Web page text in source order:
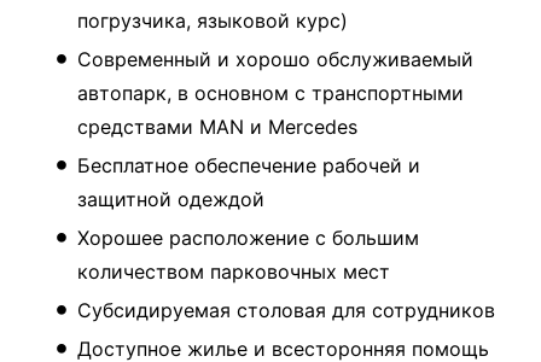
погрузчика, языковой курс)
Современный и хорошо обслуживаемый
автопарк, в основном с транспортными
средствами MAN и Mercedes
Бесплатное обеспечение рабочей и
защитной одеждой
Хорошее расположение с большим
количеством парковочных мест
Субсидируемая столовая для сотрудников
Доступное жилье и всесторонняя помощь